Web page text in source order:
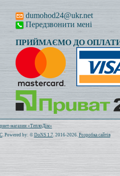
dumohod24@ukr.net
Передзвонити мені
ПРИЙМАЄМО ДО
1020122 Сьогодні: 212
магазин «ТеплоДім»
. Powered by: © DoNS 1.7. 2016-2026. Розробка сайтів